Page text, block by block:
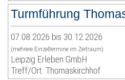
Turmführung
07.08.2026 bis 30.12.2026
(mehrere Einzeltermine im Zeitraum)
Leipzig Erleben GmbH
Treff/Ort: Thomaskirchhof